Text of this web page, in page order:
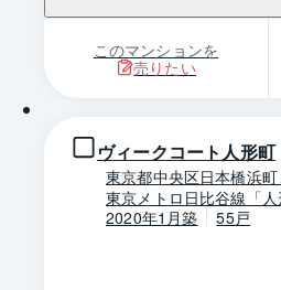
このマンションを
売りたい
ヴィークコート人形町
東京都中央区日本橋浜町
東京メトロ日比谷線「
2020年1月築
55戸